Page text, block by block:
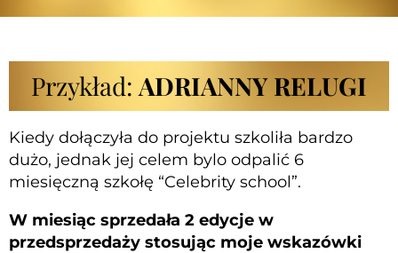
Przykład: ADRIANNY RELUGI
Kiedy dołączyła do projektu szkoliła bardzo
dużo, jednak jej celem bylo odpalić 6
miesięczną szkołę “Celebrity school”.
W miesiąc sprzedała 2 edycje w
przedsprzedaży stosując moje wskazówki